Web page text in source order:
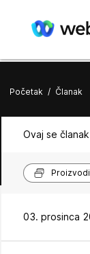
Početak / Članak
Ovaj se
Proizvodi
03. prosinca